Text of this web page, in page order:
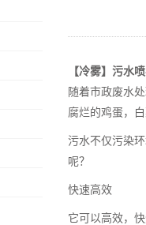
【冷雾】污水
随着市政废水
腐烂的鸡蛋，
污水不仅污染
呢？
快速高效
它可以高效，